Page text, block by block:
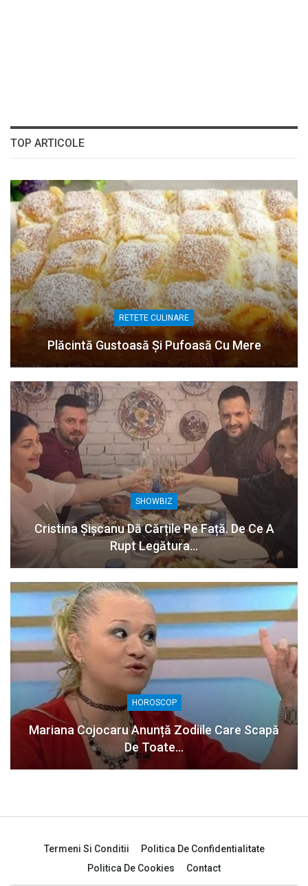
TOP ARTICOLE
RETETE CULINARE
Plăcintă Gustoasă Și Pufoasă Cu Mere
SHOWBIZ
Cristina Șișcanu Dă Cărțile Pe Față. De Ce A
Rupt Legătura…
HOROSCOP
Mariana Cojocaru Anunță Zodiile Care Scapă
De Toate…
Termeni Si Conditii
Politica De Confidentialitate
Politica De Cookies
Contact